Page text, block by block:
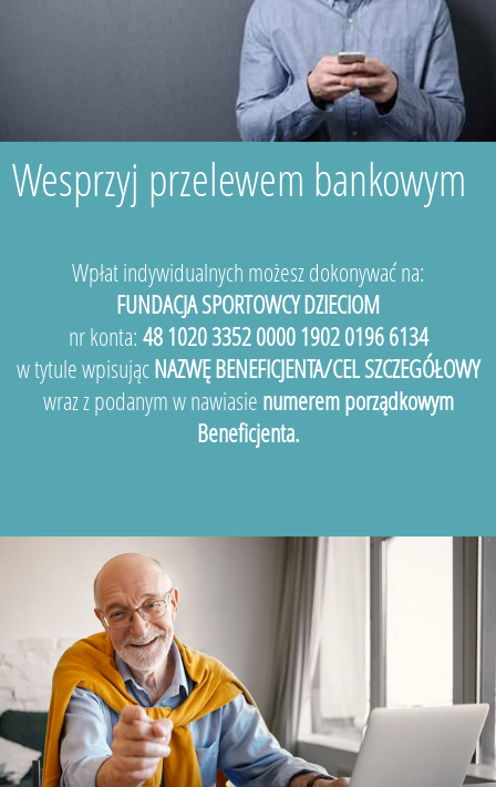
Wesprzyj przelewem bankowym
Wpłat indywidualnych możesz dokonywać na:
FUNDACJA SPORTOWCY DZIECIOM
nr konta: 48 1020 3352 0000 1902 0196 6134
w tytule wpisującNAZWĘ BENEFICJENTA/CEL SZCZEGÓŁOWY
wraz z podanym w nawiasie numerem porządkowym
Beneficjenta.